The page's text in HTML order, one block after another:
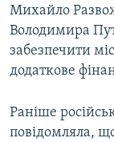
Михайло
Володимира
забезпечити
додаткове
Раніше
повідомляла,